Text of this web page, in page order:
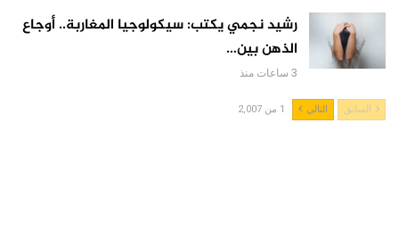
رشيد نجمي يكتب: سيكولوجيا المغاربة.. أوجاع
الذهن بين…
3 ساعات منذ
السابق التالي 1 من 2,007